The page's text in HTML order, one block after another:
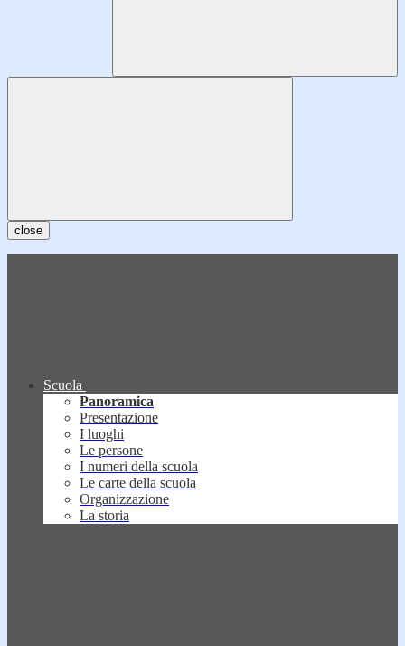
close
Scuola
Panoramica
Presentazione
I luoghi
Le persone
I numeri della scuola
Le carte della scuola
Organizzazione
La storia